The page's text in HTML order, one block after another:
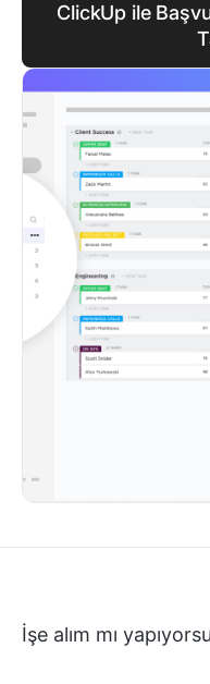
ClickUp ile
İşe alım mı